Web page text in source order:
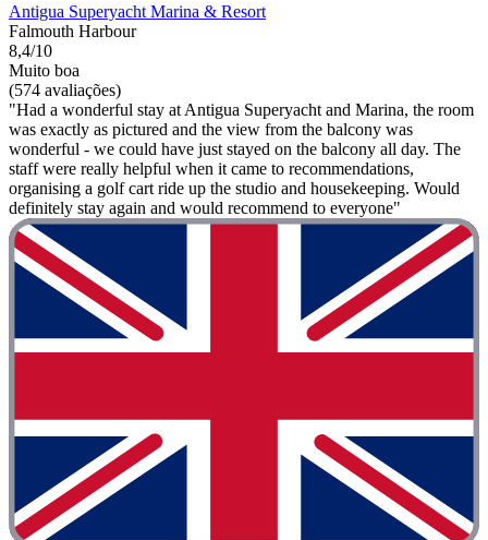
Antigua Superyacht Marina & Resort
Falmouth Harbour
8,4/10
Muito boa
(574 avaliações)
"Had a wonderful stay at Antigua Superyacht and Marina, the room
was exactly as pictured and the view from the balcony was
wonderful - we could have just stayed on the balcony all day. The
staff were really helpful when it came to recommendations,
organising a golf cart ride up the studio and housekeeping. Would
definitely stay again and would recommend to everyone"